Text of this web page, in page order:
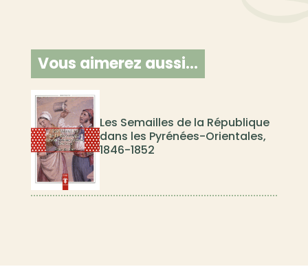
Vous aimerez aussi…
Les Semailles de la République
dans les Pyrénées-Orientales,
1846-1852